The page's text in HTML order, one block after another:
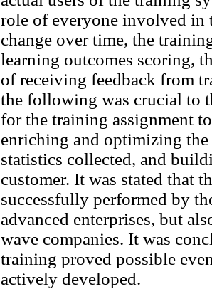
role of everyone involved in
change over time, the
learning outcomes scoring,
of receiving feedback from
the following was crucial to
for the training assignment
enriching and optimizing the
statistics collected, and
customer. It was stated that
successfully performed by
advanced enterprises, but
wave companies. It was
training proved possible
actively developed.